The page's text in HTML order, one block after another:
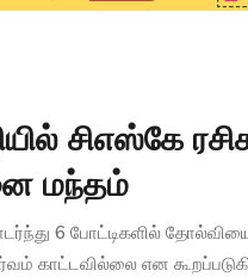
சிஎஸ்கே
மந்தம்
6 போட்டிகளில்
காட்டவில்லை என